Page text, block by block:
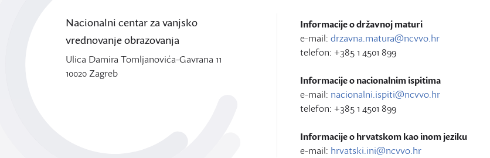
Nacionalni centar za vanjsko
vrednovanje obrazovanja
Ulica Damira Tomljanovića-Gavrana 11
10020 Zagreb
Informacije o državnoj maturi
e-mail: drzavna.matura@ncvvo.hr
telefon: +385 1 4501 899
Informacije o nacionalnim ispitima
e-mail: nacionalni.ispiti@ncvvo.hr
telefon: +385 1 4501 899
Informacije o hrvatskom kao inom jeziku
e-mail: hrvatski.ini@ncvvo.hr